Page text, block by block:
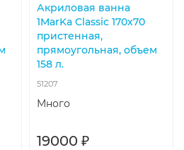
Акриловая ванна
1MarKa Classic 170х70
пристенная,
прямоугольная, объем
158 л.
51207
Много
19000 ₽